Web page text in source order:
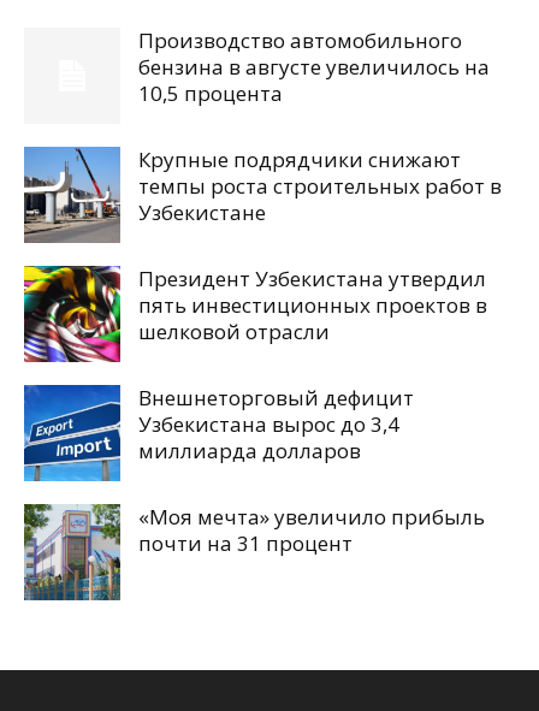
Производство автомобильного
бензина в августе увеличилось на
10,5 процента
Крупные подрядчики снижают
темпы роста строительных работ в
Узбекистане
Президент Узбекистана утвердил
пять инвестиционных проектов в
шелковой отрасли
Внешнеторговый дефицит
Узбекистана вырос до 3,4
миллиарда долларов
«Моя мечта» увеличило прибыль
почти на 31 процент